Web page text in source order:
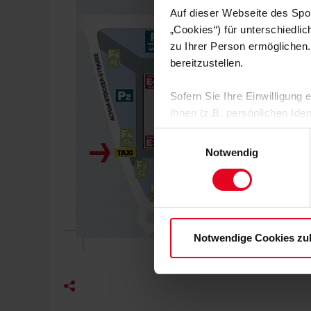
Auf dieser Webseite des
„Cookies“) für
zu Ihrer Person
bereitzustellen.
Sofern Sie Ihre Einwilligung
Ihnen (z.B. persönlichen
zulassen“-Button stimmen
personenbezogenen Daten
Soweit Sie „Notwendige
Einwilligungsauswahl
Notwendig
Notwendige Cookies